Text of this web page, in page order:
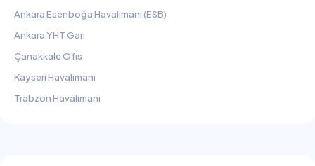
Ankara Esenboğa Havalimanı (ESB)
Ankara YHT Garı
Çanakkale Ofis
Kayseri Havalimanı
Trabzon Havalimanı